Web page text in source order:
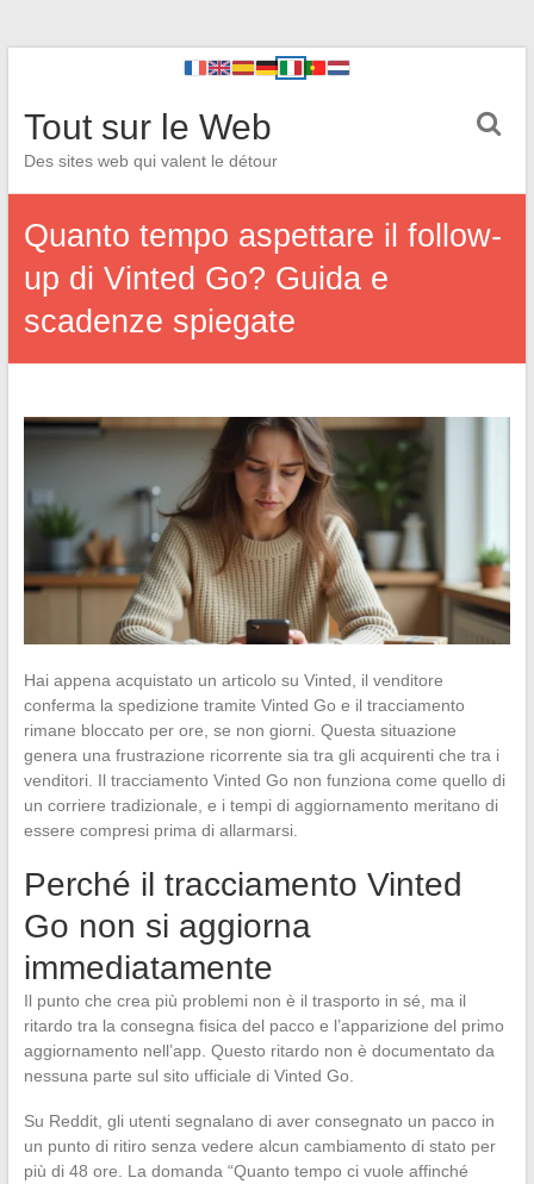
Tout sur le Web
Des sites web qui valent le détour
Quanto tempo aspettare il follow-
up di Vinted Go? Guida e
scadenze spiegate
Hai appena acquistato un articolo su Vinted, il venditore
conferma la spedizione tramite Vinted Go e il tracciamento
rimane bloccato per ore, se non giorni. Questa situazione
genera una frustrazione ricorrente sia tra gli acquirenti che tra i
venditori. Il tracciamento Vinted Go non funziona come quello di
un corriere tradizionale, e i tempi di aggiornamento meritano di
essere compresi prima di allarmarsi.
Perché il tracciamento Vinted
Go non si aggiorna
immediatamente
Il punto che crea più problemi non è il trasporto in sé, ma il
ritardo tra la consegna fisica del pacco e l’apparizione del primo
aggiornamento nell’app. Questo ritardo non è documentato da
nessuna parte sul sito ufficiale di Vinted Go.
Su Reddit, gli utenti segnalano di aver consegnato un pacco in
un punto di ritiro senza vedere alcun cambiamento di stato per
più di 48 ore. La domanda “Quanto tempo ci vuole affinché